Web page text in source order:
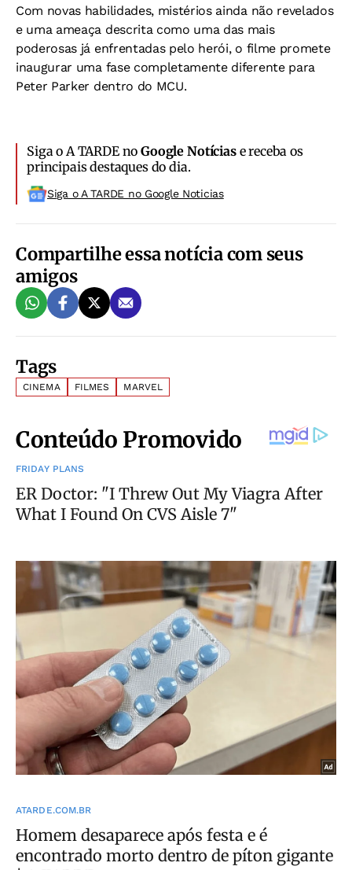
Com novas habilidades, mistérios ainda não revelados
e uma ameaça descrita como uma das mais
poderosas já enfrentadas pelo herói, o filme promete
inaugurar uma fase completamente diferente para
Peter Parker dentro do MCU.
Siga o A TARDE noGoogle Notíciase receba os
principais destaques do dia.
Siga o A TARDE no Google Noticias
Compartilhe essa notícia com seus
amigos
Tags
CINEMA FILMES MARVEL